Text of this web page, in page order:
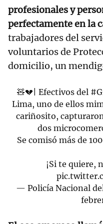
profesionales y
perfectamente en la
trabajadores del
voluntarios de
domicilio, un
🧸💔| Efectivos del
Lima, uno de ellos
cariñosito,
dos
Se comisó más de
¡Si te quiere,
— Policía Nacional